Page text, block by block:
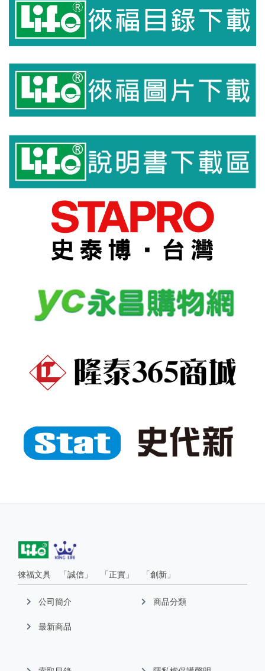
徠福文具 「誠信」 「正實」 「創新」
公司簡介
最新商品
商品分類